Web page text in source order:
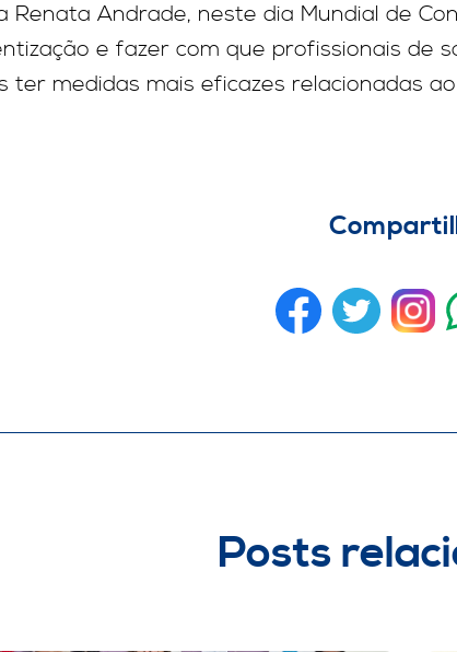
Renata Andrade, neste dia Mundial de
e fazer com que profissionais de
ter medidas mais eficazes relacionadas
Posts